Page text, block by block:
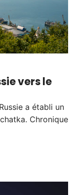
vers le
a établi un
Chronique